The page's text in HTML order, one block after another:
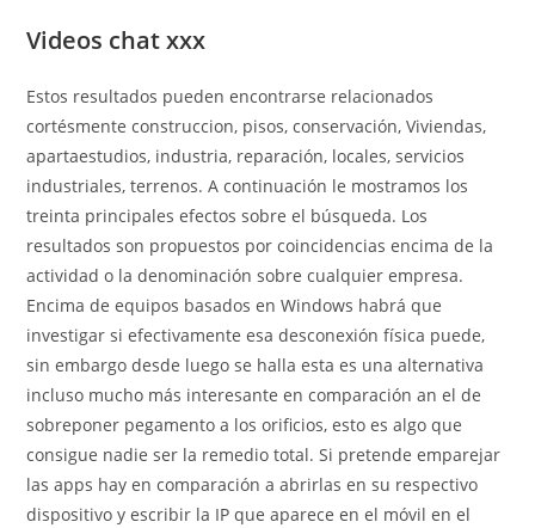
Videos chat xxx
Estos resultados pueden encontrarse relacionados
cortésmente construccion, pisos, conservación, Viviendas,
apartaestudios, industria, reparación, locales, servicios
industriales, terrenos. A continuación le mostramos los
treinta principales efectos sobre el búsqueda. Los
resultados son propuestos por coincidencias encima de la
actividad o la denominación sobre cualquier empresa.
Encima de equipos basados en Windows habrá que
investigar si efectivamente esa desconexión física puede,
sin embargo desde luego se halla esta es una alternativa
incluso mucho más interesante en comparación an el de
sobreponer pegamento a los orificios, esto es algo que
consigue nadie ser la remedio total. Si pretende emparejar
las apps hay en comparación a abrirlas en su respectivo
dispositivo y escribir la IP que aparece en el móvil en el